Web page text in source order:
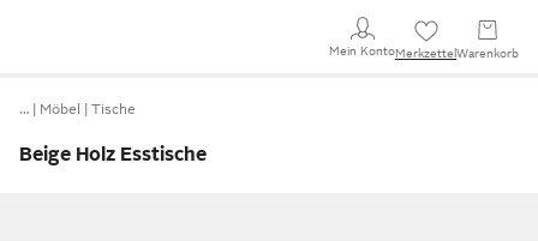
Mein KontoMerkzettel Warenkorb
… Möbel Tische
Beige Holz Esstische